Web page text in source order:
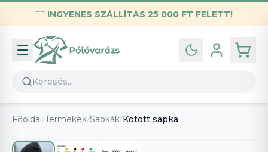
✌🏼 INGYENES SZÁLLÍTÁS 25 000 FT FELETT!
Infó
Kapcsolat
GYIK
Általános szerződési feltételek
Adatvédelmi nyilatkozat
Főoldal /Termékek/Sapkák/Kötött sapka